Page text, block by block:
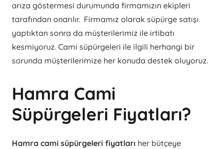
arıza göstermesi durumunda firmamızın ekipleri
tarafından onarılır. Firmamız olarak süpürge satışı
yaptıktan sonra da müşterilerimiz ile irtibatı
kesmiyoruz. Cami süpürgeleri ile ilgili herhangi bir
sorunda müşterilerimize her konuda destek oluyoruz.
Hamra Cami
Süpürgeleri Fiyatları?
Hamra cami süpürgeleri fiyatları her bütçeye